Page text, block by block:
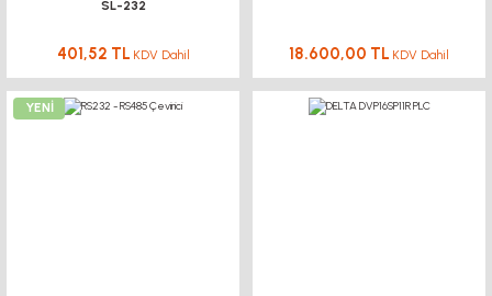
SL-232
401,52 TL KDV Dahil 18.600,00 TL KDV Dahil
YENİ